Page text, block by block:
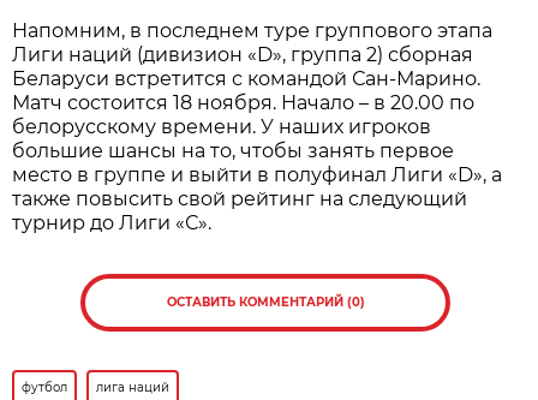
Напомним, в последнем туре группового этапа
Лиги наций (дивизион «D», группа 2) сборная
Беларуси встретится с командой Сан-Марино.
Матч состоится 18 ноября. Начало – в 20.00 по
белорусскому времени. У наших игроков
большие шансы на то, чтобы занять первое
место в группе и выйти в полуфинал Лиги «D», а
также повысить свой рейтинг на следующий
турнир до Лиги «С».
ОСТАВИТЬ КОММЕНТАРИЙ (0)
футбол лига наций